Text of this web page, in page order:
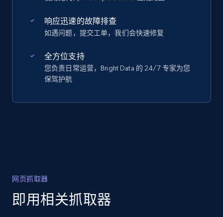
响应迅速的故障排查
如遇问题，提交工单，我们会快速修复
全方位支持
您负责日常运营，Bright Data 的 24/7 专家为您
保驾护航
网页抓取器
即用相关抓取器